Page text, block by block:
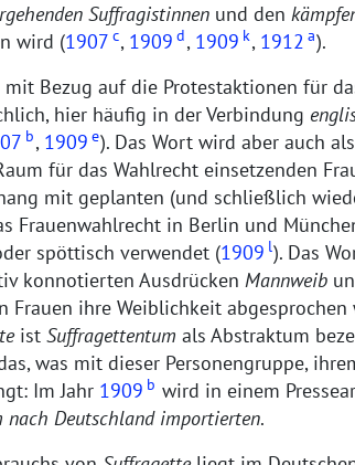
Suffragistinnen und den
wird (1907 c, 1909 d, 1909 k, 1912 a).
Bezug auf die Protestaktionen für
hier häufig in der Verbindung
b, 1909 e). Das Wort wird aber auch
für das Wahlrecht einsetzenden
mit geplanten (und schließlich
Frauenwahlrecht in Berlin und
spöttisch verwendet (1909 l). Das
konnotierten Ausdrücken Mannweib
Frauen ihre Weiblichkeit abgesprochen
ist Suffragettentum als Abstraktum
was mit dieser Personengruppe,
Im Jahr 1909 b wird in einem
nach Deutschland importierten.